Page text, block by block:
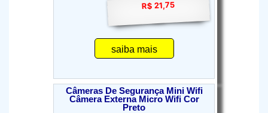
R$ 21,75
saiba mais
Câmeras De Segurança Mini Wifi
Câmera Externa Micro Wifi Cor
Preto